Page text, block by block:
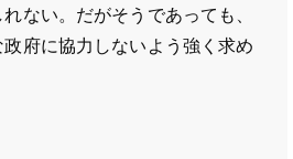
ない。だがそうであっても、
府に協力しないよう強く求め